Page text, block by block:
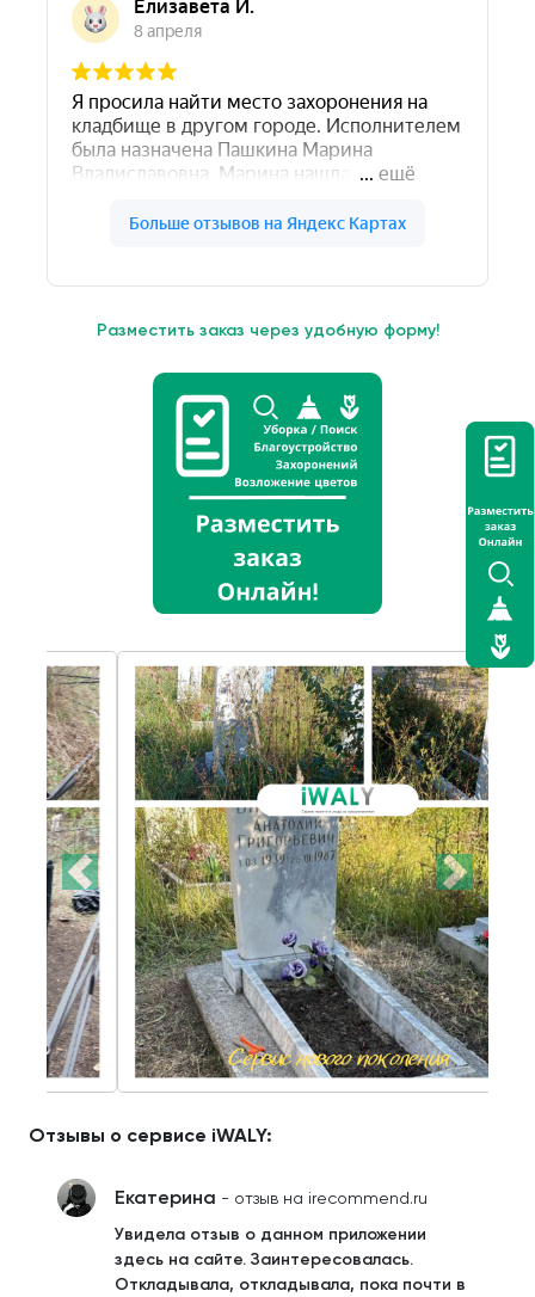
Разместить заказ через удобную форму!
Отзывы о сервисе iWALY:
Екатерина - отзыв на irecommend.ru
Увидела отзыв о данном приложении
здесь на сайте. Заинтересовалась.
Откладывала, откладывала, пока почти в